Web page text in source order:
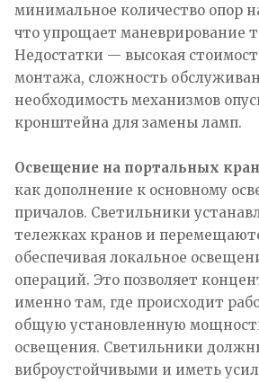
минимальное количество опор
что упрощает маневрирование
Недостатки — высокая
монтажа, сложность
необходимость механизмов
кронштейна для замены ламп.
Освещение на портальных
как дополнение к основному
причалов. Светильники
тележках кранов и
обеспечивая локальное
операций. Это позволяет
именно там, где происходит
общую установленную
освещения. Светильники
виброустойчивыми и иметь